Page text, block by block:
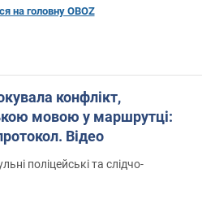
на головну OBOZ
конфлікт,
мовою у маршрутці:
Відео
поліцейські та слідчо-